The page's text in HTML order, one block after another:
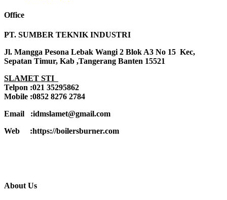
Office
PT. SUMBER TEKNIK INDUSTRI
Jl. Mangga Pesona Lebak Wangi 2 Blok A3 No 15 Kec,
Sepatan Timur, Kab ,Tangerang Banten 15521
SLAMET STI
Telpon :021 35295862
Mobile :0852 8276 2784
Email :idmslamet@gmail.com
Web :https://boilersburner.com
About Us